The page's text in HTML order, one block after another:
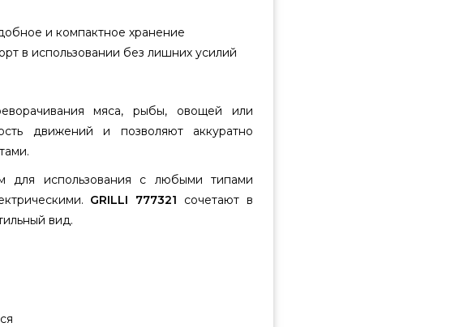
и компактное хранение
в использовании без лишних усилий
мяса, рыбы, овощей или
движений и позволяют аккуратно
для использования с любыми типами
GRILLI 777321 сочетают в
вид.